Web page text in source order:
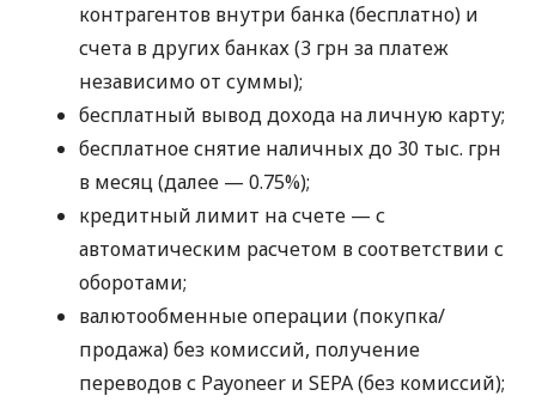
контрагентов внутри банка (бесплатно) и
счета в других банках (3 грн за платеж
независимо от суммы);
бесплатный вывод дохода на личную карту;
бесплатное снятие наличных до 30 тыс. грн
в месяц (далее — 0.75%);
кредитный лимит на счете — с
автоматическим расчетом в соответствии с
оборотами;
валютообменные операции (покупка/
продажа) без комиссий, получение
переводов с Payoneer и SEPA (без комиссий);